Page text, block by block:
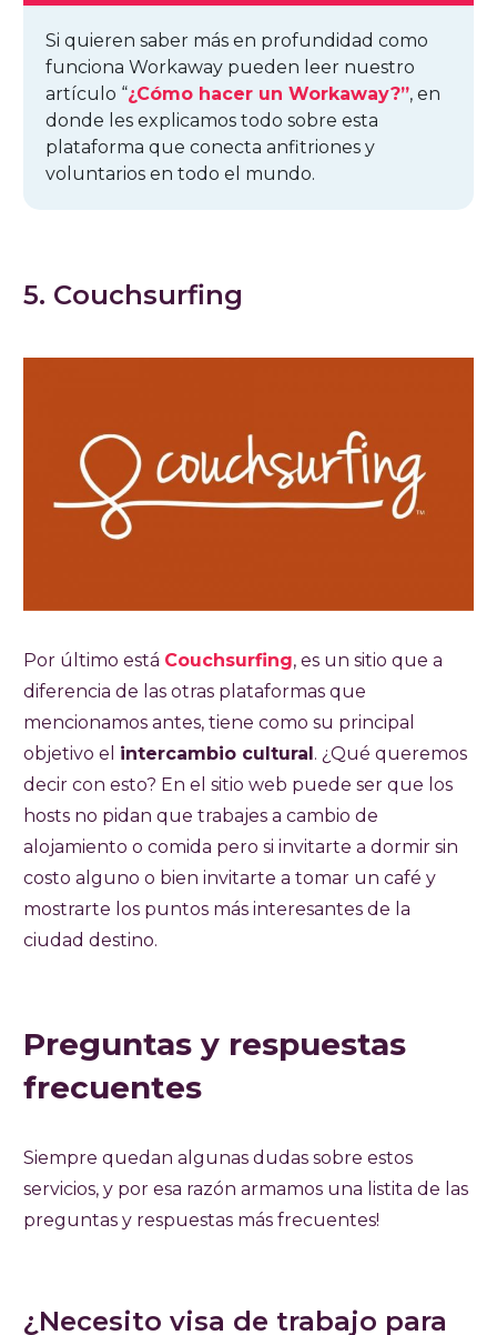
Si quieren saber más en profundidad como
funciona Workaway pueden leer nuestro
artículo “¿Cómo hacer un Workaway?”, en
donde les explicamos todo sobre esta
plataforma que conecta anfitriones y
voluntarios en todo el mundo.
5. Couchsurfing
Por último está Couchsurfing, es un sitio que a
diferencia de las otras plataformas que
mencionamos antes, tiene como su principal
objetivo el intercambio cultural . ¿Qué queremos
decir con esto? En el sitio web puede ser que los
hosts no pidan que trabajes a cambio de
alojamiento o comida pero si invitarte a dormir sin
costo alguno o bien invitarte a tomar un café y
mostrarte los puntos más interesantes de la
ciudad destino.
Preguntas y respuestas
frecuentes
Siempre quedan algunas dudas sobre estos
servicios, y por esa razón armamos una listita de las
preguntas y respuestas más frecuentes!
¿Necesito visa de trabajo para